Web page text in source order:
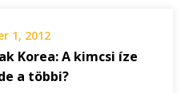
1, 2012
Korea: A kimcsi íze
a többi?